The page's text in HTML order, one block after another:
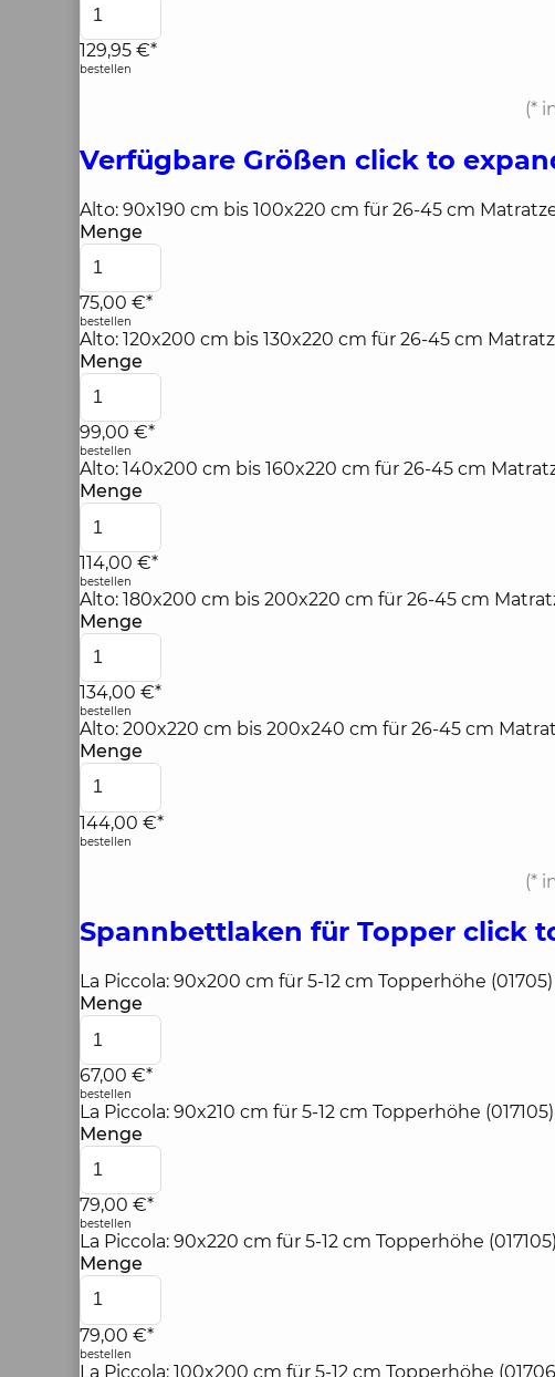
129,95 €*
bestellen
(*
Verfügbare Größen click to
Alto: 90x190 cm bis 100x220 cm für 26-45 cm
Menge
75,00 €*
bestellen
Alto: 120x200 cm bis 130x220 cm für 26-45 cm
Menge
99,00 €*
bestellen
Alto: 140x200 cm bis 160x220 cm für 26-45 cm
Menge
114,00 €*
bestellen
Alto: 180x200 cm bis 200x220 cm für 26-45 cm
Menge
134,00 €*
bestellen
Alto: 200x220 cm bis 200x240 cm für 26-45 cm
Menge
144,00 €*
bestellen
(*
Spannbettlaken für Topper click
La Piccola: 90x200 cm für 5-12 cm Topperhöhe (01705)
Menge
67,00 €*
bestellen
La Piccola: 90x210 cm für 5-12 cm Topperhöhe (017105)
Menge
79,00 €*
bestellen
La Piccola: 90x220 cm für 5-12 cm Topperhöhe (017105)
Menge
79,00 €*
bestellen
La Piccola: 100x200 cm für 5-12 cm Topperhöhe